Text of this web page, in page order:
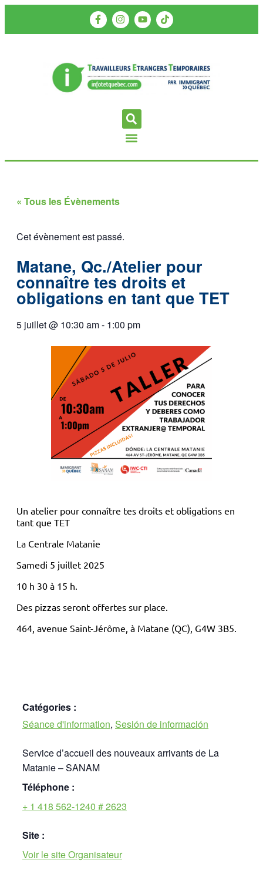
« Tous les Évènements
Cet évènement est passé.
Matane, Qc./Atelier pour
connaître tes droits et
obligations en tant que TET
5 juillet@ 10:30 am- 1:00 pm
Un atelier pour connaître tes droits et obligations en
tant que TET
La Centrale Matanie
Samedi 5 juillet 2025
10 h 30 à 15 h.
Des pizzas seront offertes sur place.
464, avenue Saint-Jérôme, à Matane (QC), G4W 3B5.
Catégories :
Séance d'information, Sesión de información
Service d’accueil des nouveaux arrivants de La
Matanie – SANAM
Téléphone :
+ 1 418 562-1240 # 2623
Site :
Voir le site Organisateur